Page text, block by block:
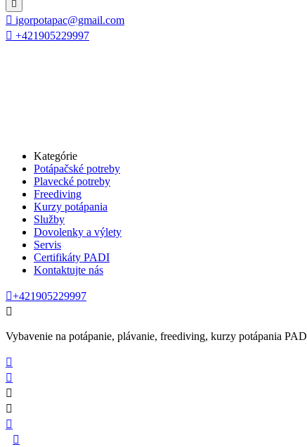

 igorpotapac@gmail.com
 +421905229997
Kategórie
Potápačské potreby
Plavecké potreby
Freediving
Kurzy potápania
Služby
Dovolenky a výlety
Servis
Certifikáty PADI
Kontaktujte nás
+421905229997

Vybavenie na potápanie, plávanie, freediving, kurzy potápania





